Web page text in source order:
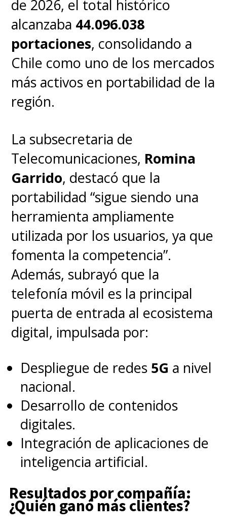
de 2026, el total histórico
alcanzaba 44.096.038
portaciones, consolidando a
Chile como uno de los mercados
más activos en portabilidad de la
región.
La subsecretaria de
Telecomunicaciones, Romina
Garrido, destacó que la
portabilidad “sigue siendo una
herramienta ampliamente
utilizada por los usuarios, ya que
fomenta la competencia”.
Además, subrayó que la
telefonía móvil es la principal
puerta de entrada al ecosistema
digital, impulsada por:
Despliegue de redes 5G a nivel
nacional.
Desarrollo de contenidos
digitales.
Integración de aplicaciones de
inteligencia artificial.
Resultados por compañía:
¿Quién ganó más clientes?